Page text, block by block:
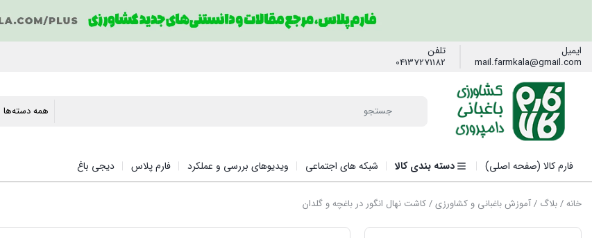
ایمیل
mail.farmkala@gmail.com
تلفن
04137271182
فارم کالا (صفحه اصلی) دسته بندی کالا شبکه های اجتماعی ویدیوهای بررسی و عملکرد فارم پلاس دیجی باغ
خانه/بلاگ /آموزش باغبانی و کشاورزی/ کاشت نهال انگور در باغچه و گلدان